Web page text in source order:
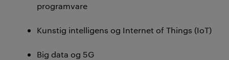
programvare
Kunstig intelligens og Internet of Things (IoT)
Big data og 5G